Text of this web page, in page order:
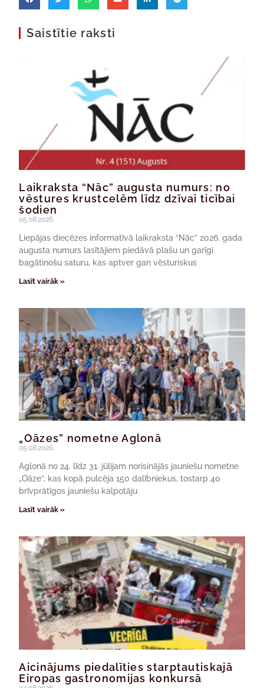
Saistītie raksti
Laikraksta “Nāc” augusta numurs: no
vēstures krustcelēm līdz dzīvai ticībai
šodien
05.08.2026.
Liepājas diecēzes informatīvā laikraksta “Nāc” 2026. gada
augusta numurs lasītājiem piedāvā plašu un garīgi
bagātinošu saturu, kas aptver gan vēsturiskus
Lasīt vairāk »
„Oāzes” nometne Aglonā
05.08.2026.
Aglonā no 24. līdz 31. jūlijam norisinājās jauniešu nometne
„Oāze”, kas kopā pulcēja 150 dalībniekus, tostarp 40
brīvprātīgos jauniešu kalpotāju
Lasīt vairāk »
Aicinājums piedalīties starptautiskajā
Eiropas gastronomijas konkursā